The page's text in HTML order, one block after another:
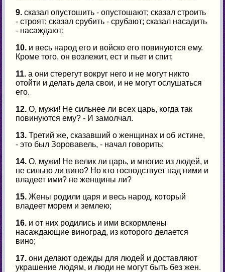
9. сказал опустошить - опустошают; сказал строить
- строят; сказал срубить - срубают; сказал насадить
- насаждают;
10. и весь народ его и войско его повинуются ему.
Кроме того, он возлежит, ест и пьет и спит,
11. а они стерегут вокруг него и не могут никто
отойти и делать дела свои, и не могут ослушаться
его.
12. О, мужи! Не сильнее ли всех царь, когда так
повинуются ему? - И замолчал.
13. Третий же, сказавший о женщинах и об истине,
- это был Зоровавель, - начал говорить:
14. О, мужи! Не велик ли царь, и многие из людей, и
не сильно ли вино? Но кто господствует над ними и
владеет ими? не женщины ли?
15. Жены родили царя и весь народ, который
владеет морем и землею;
16. и от них родились и ими вскормлены
насаждающие виноград, из которого делается
вино;
17. они делают одежды для людей и доставляют
украшение людям, и люди не могут быть без жен.